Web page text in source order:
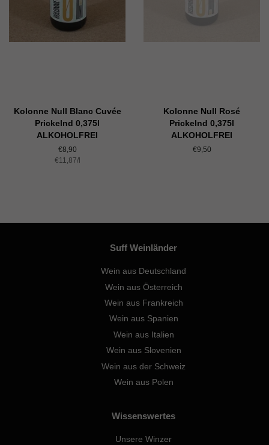
Kolonne Null Blanc Cuvée
Prickelnd 0,375l
ALKOHOLFREI
Normaler
Preis
€8,90
Einzelpreis
€11,87/pro
l
Kolonne Null Rosé
Prickelnd 0,375l
ALKOHOLFREI
Normaler
€9,50
Suff Weinländer
Wein aus Deutschland
Wein aus Österreich
Wein aus Frankreich
Wein aus Spanien
Wein aus Italien
Wein aus Slovenien
Wein aus der Schweiz
Wein aus Polen
Wissenswertes
Unsere Winzer